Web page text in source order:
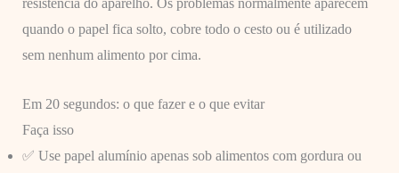
resistência do aparelho. Os problemas normalmente aparecem
quando o papel fica solto, cobre todo o cesto ou é utilizado
sem nenhum alimento por cima.
Em 20 segundos: o que fazer e o que evitar
Faça isso
✅ Use papel alumínio apenas sob alimentos com gordura ou